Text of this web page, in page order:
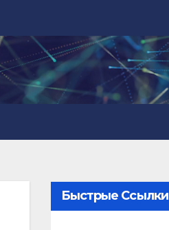
Быстрые Ссылки